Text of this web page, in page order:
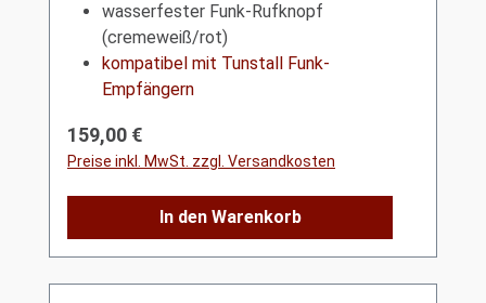
wasserfester Funk-Rufknopf
(cremeweiß/rot)
kompatibel mit Tunstall Funk-
Empfängern
Regulärer Preis:
159,00 €
Preise inkl. MwSt. zzgl. Versandkosten
In den Warenkorb